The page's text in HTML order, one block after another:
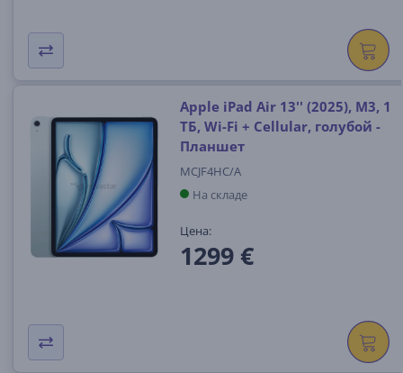
Apple iPad Air 13'' (2025), M3, 1
ТБ, Wi-Fi + Cellular, голубой -
Планшет
MCJF4HC/A
На складе
Цена:
1299 €